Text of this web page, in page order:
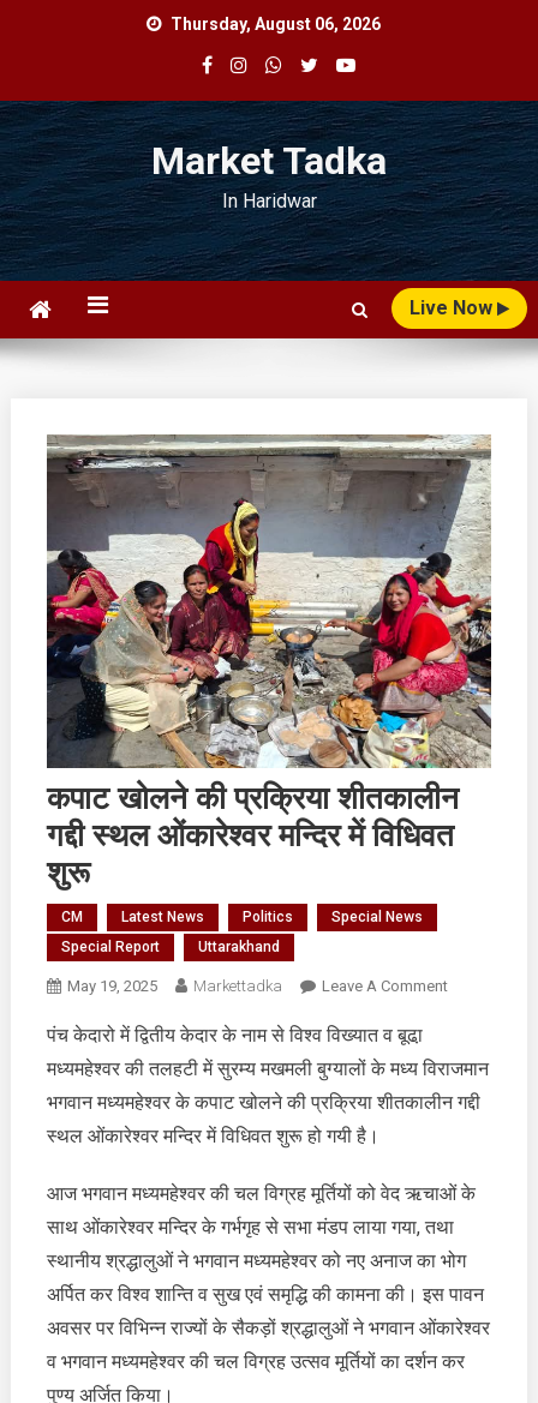
Thursday, August 06, 2026
Market Tadka
In Haridwar
Live Now
कपाट खोलने की प्रक्रिया शीतकालीन
गद्दी स्थल ओंकारेश्वर मन्दिर में विधिवत
शुरू
CM Latest News Politics
Special News
Special Report
Uttarakhand
May 19, 2025 Markettadka Leave A CommentOn
की
प्रक्रिया
ओंकारेश्वर
मन्दिर
में
विधिवत
शुरू
पंच केदारो में द्वितीय केदार के नाम से विश्व विख्यात व बूढा़
मध्यमहेश्वर की तलहटी में सुरम्य मखमली बुग्यालों के मध्य विराजमान
भगवान मध्यमहेश्वर के कपाट खोलने की प्रक्रिया शीतकालीन गद्दी
स्थल ओंकारेश्वर मन्दिर में विधिवत शुरू हो गयी है।
आज भगवान मध्यमहेश्वर की चल विग्रह मूर्तियों को वेद ऋचाओं के
साथ ओंकारेश्वर मन्दिर के गर्भगृह से सभा मंडप लाया गया, तथा
स्थानीय श्रद्धालुओं ने भगवान मध्यमहेश्वर को नए अनाज का भोग
अर्पित कर विश्व शान्ति व सुख एवं समृद्धि की कामना की। इस पावन
अवसर पर विभिन्न राज्यों के सैकड़ों श्रद्धालुओं ने भगवान ओंकारेश्वर
व भगवान मध्यमहेश्वर की चल विग्रह उत्सव मूर्तियों का दर्शन कर
पुण्य अर्जित किया।